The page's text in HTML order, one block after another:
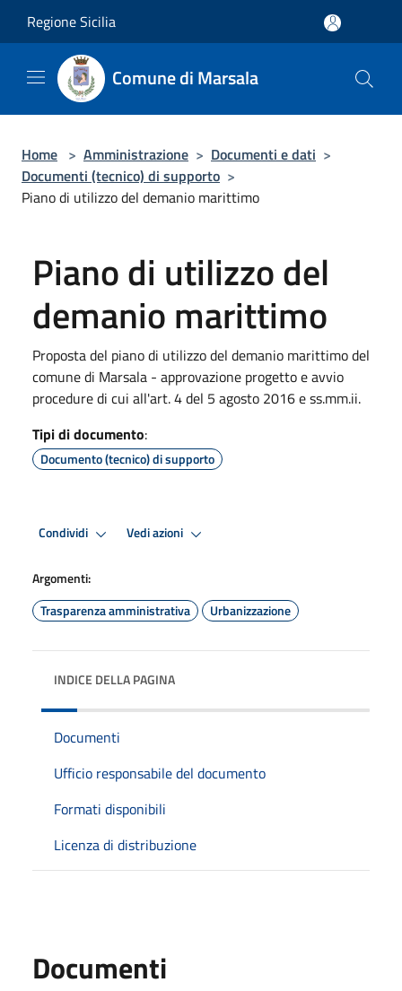
Regione Sicilia
Comune di Marsala
Home > Amministrazione > Documenti e dati >
Documenti (tecnico) di supporto >
Piano di utilizzo del demanio marittimo
Piano di utilizzo del
demanio marittimo
Proposta del piano di utilizzo del demanio marittimo del
comune di Marsala - approvazione progetto e avvio
procedure di cui all'art. 4 del 5 agosto 2016 e ss.mm.ii.
Tipi di documento:
Documento (tecnico) di supporto
Condividi Vedi azioni
Argomenti:
Trasparenza amministrativa
Urbanizzazione
INDICE DELLA PAGINA
Documenti
Ufficio responsabile del documento
Formati disponibili
Licenza di distribuzione
Documenti